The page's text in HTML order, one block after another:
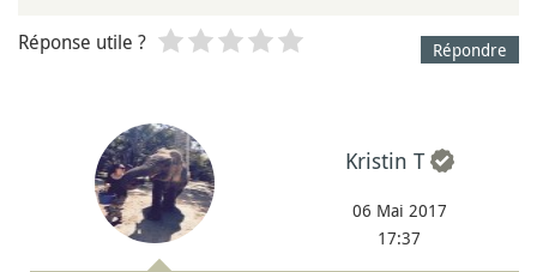
Répondre
Réponse utile ?
Kristin T
06 Mai 2017
17:37